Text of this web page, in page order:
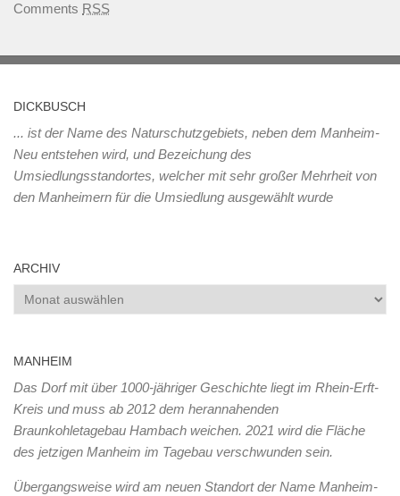
Comments RSS
DICKBUSCH
... ist der Name des Naturschutzgebiets, neben dem Manheim-
Neu entstehen wird, und Bezeichung des
Umsiedlungsstandortes, welcher mit sehr großer Mehrheit von
den Manheimern für die Umsiedlung ausgewählt wurde
ARCHIV
Archiv
MANHEIM
Das Dorf mit über 1000-jähriger Geschichte liegt im Rhein-Erft-
Kreis und muss ab 2012 dem herannahenden
Braunkohletagebau Hambach weichen. 2021 wird die Fläche
des jetzigen Manheim im Tagebau verschwunden sein.
Übergangsweise wird am neuen Standort der Name Manheim-